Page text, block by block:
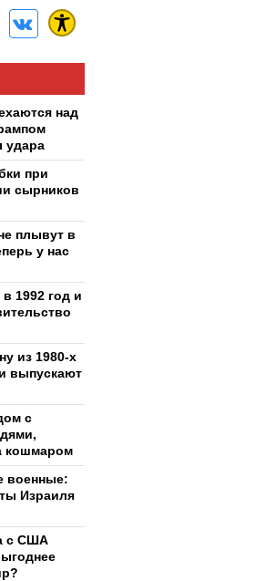
над
удара
при
сырников
плывут в
у нас
1992 год и
из 1980-х
выпускают
с
кошмаром
военные:
Израиля
с США